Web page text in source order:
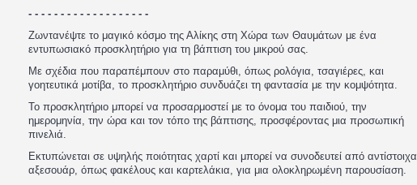
- - - - - - - - - - - - - - - - - - -
Ζωντανέψτε το μαγικό κόσμο της Αλίκης στη Χώρα των Θαυμάτων με ένα
εντυπωσιακό προσκλητήριο για τη βάπτιση του μικρού σας.
Με σχέδια που παραπέμπουν στο παραμύθι, όπως ρολόγια, τσαγιέρες, και
γοητευτικά μοτίβα, το προσκλητήριο συνδυάζει τη φαντασία με την κομψότητα.
Το προσκλητήριο μπορεί να προσαρμοστεί με το όνομα του παιδιού, την
ημερομηνία, την ώρα και τον τόπο της βάπτισης, προσφέροντας μια προσωπική
πινελιά.
Εκτυπώνεται σε υψηλής ποιότητας χαρτί και μπορεί να συνοδευτεί από αντίστοιχα
αξεσουάρ, όπως φακέλους και καρτελάκια, για μια ολοκληρωμένη παρουσίαση.